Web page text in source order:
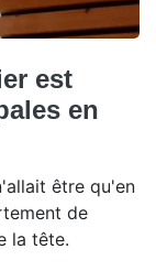
est
en
être qu'en
de
la tête.